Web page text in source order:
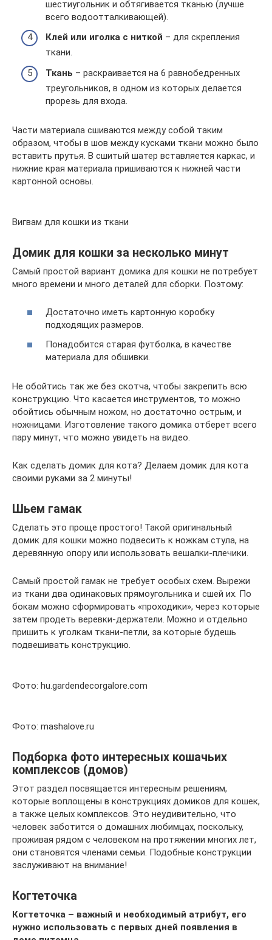
шестиугольник и обтягивается тканью (лучше
всего водоотталкивающей).
Клей или иголка с ниткой – для скрепления
ткани.
Ткань – раскраивается на 6 равнобедренных
треугольников, в одном из которых делается
прорезь для входа.
Части материала сшиваются между собой таким
образом, чтобы в шов между кусками ткани можно было
вставить прутья. В сшитый шатер вставляется каркас, и
нижние края материала пришиваются к нижней части
картонной основы.
Вигвам для кошки из ткани
Домик для кошки за несколько минут
Самый простой вариант домика для кошки не потребует
много времени и много деталей для сборки. Поэтому:
Достаточно иметь картонную коробку
подходящих размеров.
Понадобится старая футболка, в качестве
материала для обшивки.
Не обойтись так же без скотча, чтобы закрепить всю
конструкцию. Что касается инструментов, то можно
обойтись обычным ножом, но достаточно острым, и
ножницами. Изготовление такого домика отберет всего
пару минут, что можно увидеть на видео.
Как сделать домик для кота? Делаем домик для кота
своими руками за 2 минуты!
Шьем гамак
Сделать это проще простого! Такой оригинальный
домик для кошки можно подвесить к ножкам стула, на
деревянную опору или использовать вешалки-плечики.
Самый простой гамак не требует особых схем. Вырежи
из ткани два одинаковых прямоугольника и сшей их. По
бокам можно сформировать «проходики», через которые
затем продеть веревки-держатели. Можно и отдельно
пришить к уголкам ткани-петли, за которые будешь
подвешивать конструкцию.
Фото: hu.gardendecorgalore.com
Фото: mashalove.ru
Подборка фото интересных кошачьих
комплексов (домов)
Этот раздел посвящается интересным решениям,
которые воплощены в конструкциях домиков для кошек,
а также целых комплексов. Это неудивительно, что
человек заботится о домашних любимцах, поскольку,
проживая рядом с человеком на протяжении многих лет,
они становятся членами семьи. Подобные конструкции
заслуживают на внимание!
Когтеточка
Когтеточка – важный и необходимый атрибут, его
нужно использовать с первых дней появления в